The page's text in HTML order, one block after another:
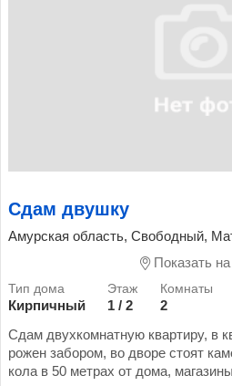
Сдам двушку
Амурская область, Свободный,
Показать на
Кирпичный 1 / 2 2
Сдам двухкомнатную квартиру, в
рожен забором, во дворе стоят
кола в 50 метрах от дома,